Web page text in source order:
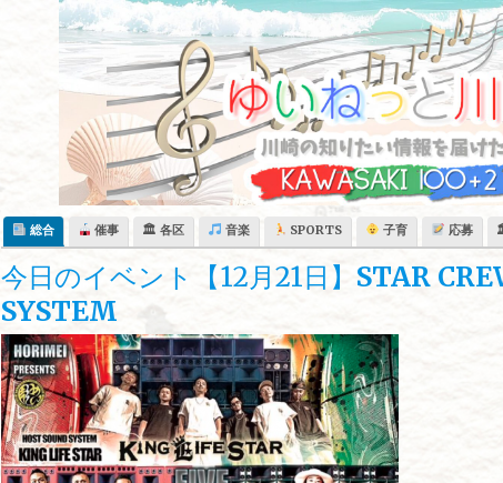
総合 催事 🏛 各区 音楽 SPORTS 子育 応募
今日のイベント【12月21日】 STAR
SYSTEM